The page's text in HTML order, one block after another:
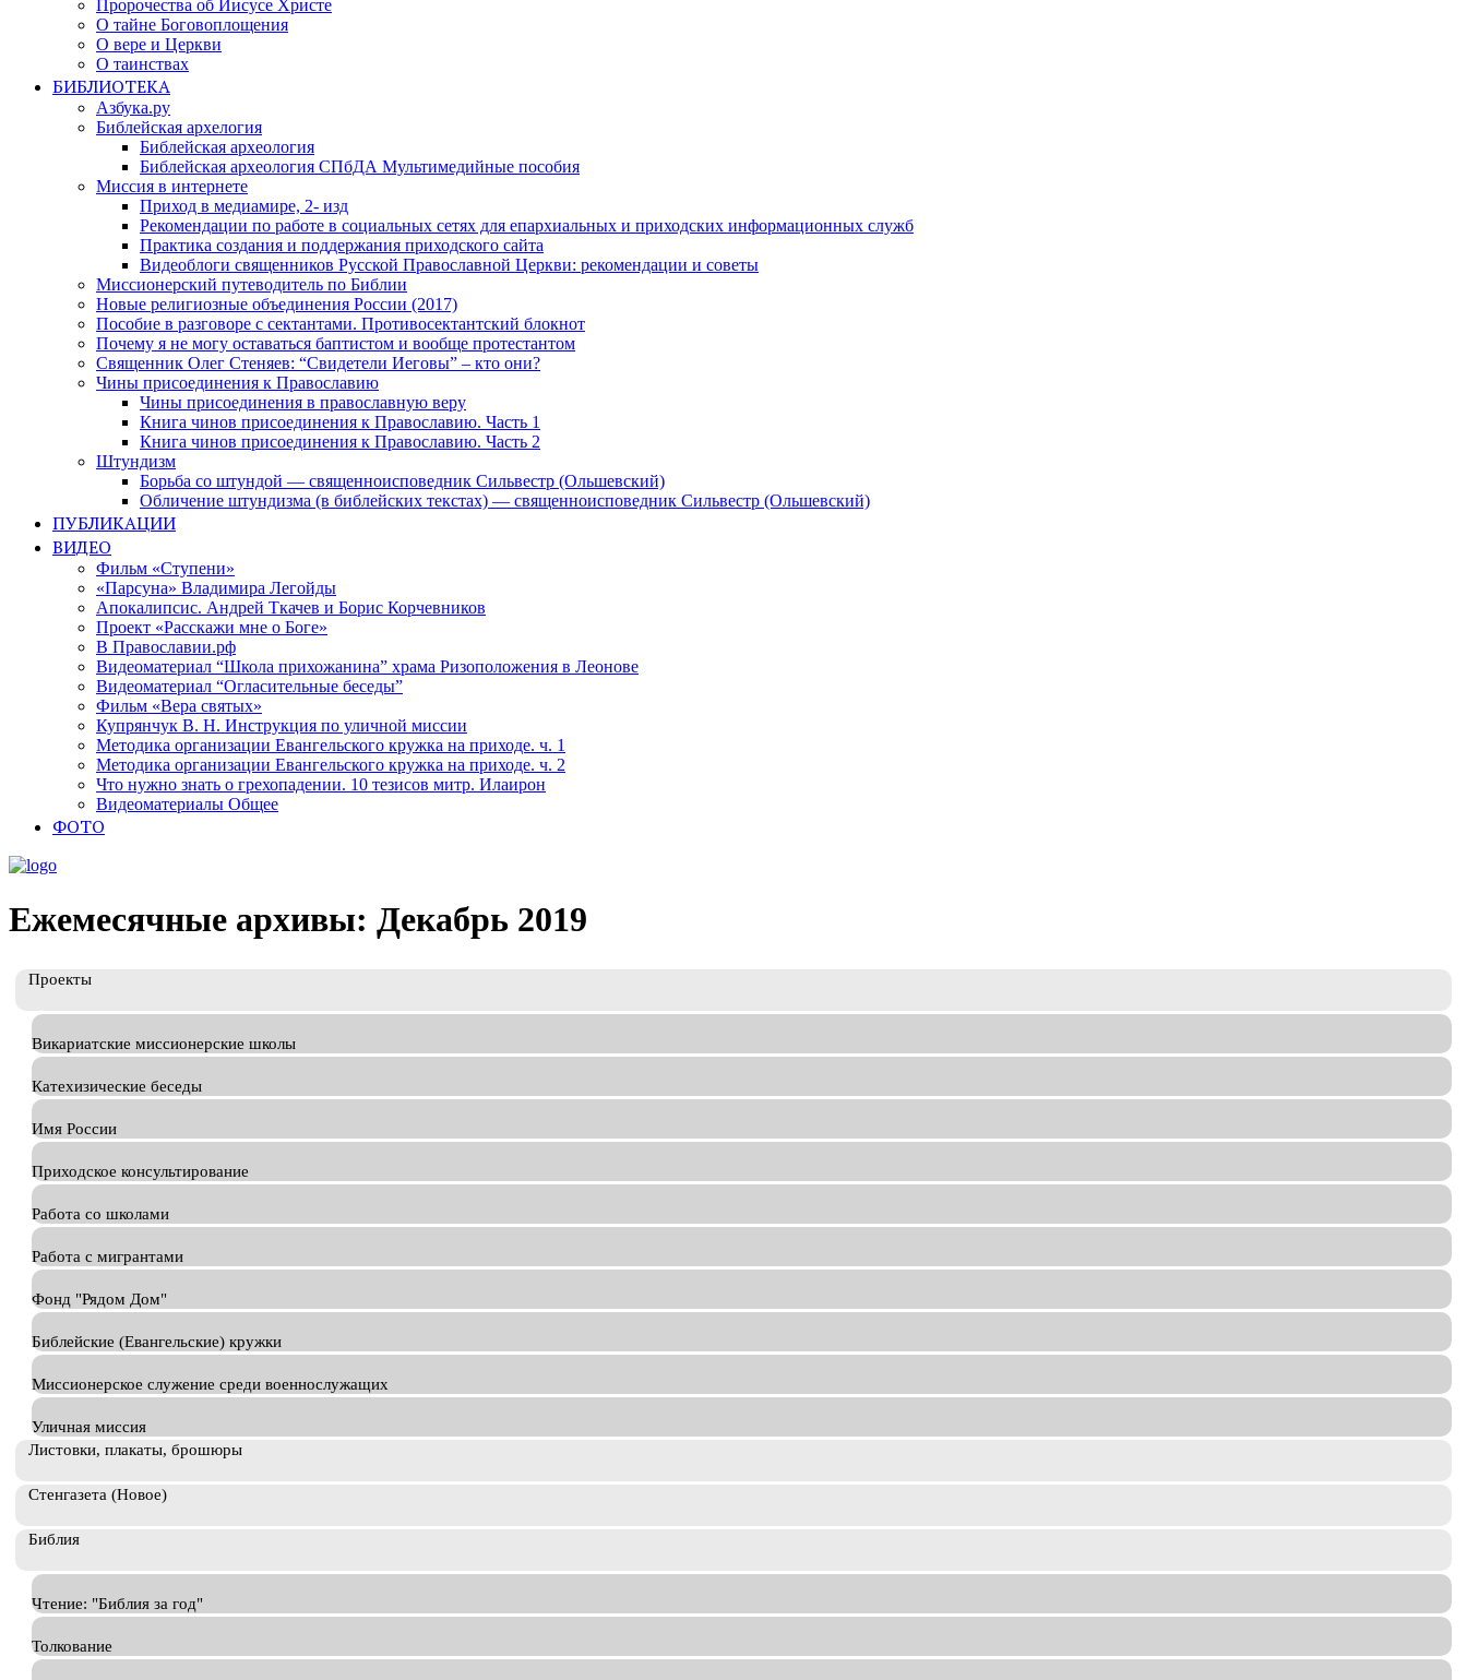
Пророчества об Иисусе Христе
О тайне Боговоплощения
О вере и Церкви
О таинствах
БИБЛИОТЕКА
Азбука.ру
Библейская архелогия
Библейская археология
Библейская археология СПбДА Мультимедийные пособия
Миссия в интернете
Приход в медиамире, 2- изд
Рекомендации по работе в социальных сетях для епархиальных и приходских информационных служб
Практика создания и поддержания приходского сайта
Видеоблоги священников Русской Православной Церкви: рекомендации и советы
Миссионерский путеводитель по Библии
Новые религиозные объединения России (2017)
Пособие в разговоре с сектантами. Противосектантский блокнот
Почему я не могу оставаться баптистом и вообще протестантом
Священник Олег Стеняев: “Свидетели Иеговы” – кто они?
Чины присоединения к Православию
Чины присоединения в православную веру
Книга чинов присоединения к Православию. Часть 1
Книга чинов присоединения к Православию. Часть 2
Штундизм
Борьба со штундой — священноисповедник Сильвестр (Ольшевский)
Обличение штундизма (в библейских текстах) — священноисповедник Сильвестр (Ольшевский)
ПУБЛИКАЦИИ
ВИДЕО
Фильм «Ступени»
«Парсуна» Владимира Легойды
Апокалипсис. Андрей Ткачев и Борис Корчевников
Проект «Расскажи мне о Боге»
В Православии.рф
Видеоматериал “Школа прихожанина” храма Ризоположения в Леонове
Видеоматериал “Огласительные беседы”
Фильм «Вера святых»
Купрянчук В. Н. Инструкция по уличной миссии
Методика организации Евангельского кружка на приходе. ч. 1
Методика организации Евангельского кружка на приходе. ч. 2
Что нужно знать о грехопадении. 10 тезисов митр. Илаирон
Видеоматериалы Общее
ФОТО
Ежемесячные архивы: Декабрь 2019
Проекты
Викариатские миссионерские школы
Катехизические беседы
Имя России
Приходское консультирование
Работа со школами
Работа с мигрантами
Фонд "Рядом Дом"
Библейские (Евангельские) кружки
Миссионерское служение среди военнослужащих
Уличная миссия
Листовки, плакаты, брошюры
Стенгазета (Новое)
Библия
Чтение: "Библия за год"
Толкование